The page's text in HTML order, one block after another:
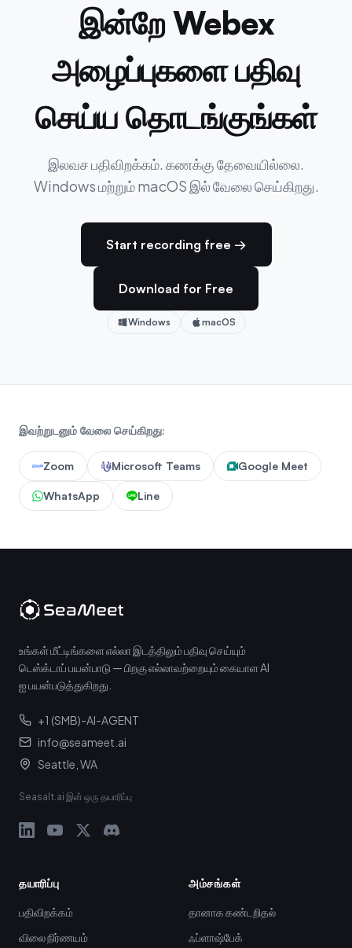
இன்றே Webex
அழைப்புகளை பதிவு
செய்ய தொடங்குங்கள்
இலவச பதிவிறக்கம். கணக்கு தேவையில்லை.
Windows மற்றும் macOS இல் வேலை செய்கிறது.
Start recording free →
Download for Free
Windows macOS
இவற்றுடனும் வேலை செய்கிறது:
Zoom Microsoft Teams Google Meet
WhatsApp Line
உங்கள் மீட்டிங்களை எல்லா இடத்திலும் பதிவு செய்யும்
டெஸ்க்டாப் பயன்பாடு — பிறகு எல்லாவற்றையும் கையாள AI
ஐ பயன்படுத்துகிறது.
+1 (SMB)-AI-AGENT
info@seameet.ai
Seattle, WA
Seasalt.ai இன் ஒரு தயாரிப்பு
தயாரிப்பு
பதிவிறக்கம்
விலை நிர்ணயம்
அம்சங்கள்
தானாக கண்டறிதல்
ஃப்ளாஷ்பேக்